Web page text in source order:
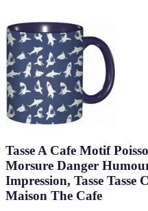
Tasse A Cafe Motif
Morsure Danger
Impression, Tasse Tasse
Maison The Cafe